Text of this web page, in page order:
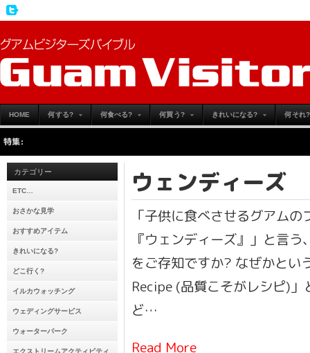
HOME 何する? 何食べる? 何買う? きれいになる? 何それ?
特集:
カテゴリー
ETC…
おさかな見学
おすすめアイテム
きれいになる?
どこ行く?
イルカウォッチング
ウェディングサービス
ウォーターパーク
エクストリームアクティビティ
ウェンディーズ
「子供に食べさせるグアム
『ウェンディーズ』」と言
をご存知ですか? なぜかと
Recipe (品質こそがレシピ)
ど…
Read More